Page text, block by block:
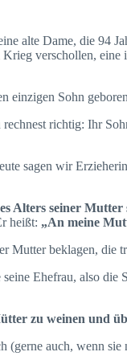
alte Dame, die 94
verschollen,
Sohn
richtig: Ihr
sagen wir
Alters seiner Mutter
heißt: „An meine
beklagen, die
Ehefrau, also
zu weinen und
(gerne auch, wenn sie